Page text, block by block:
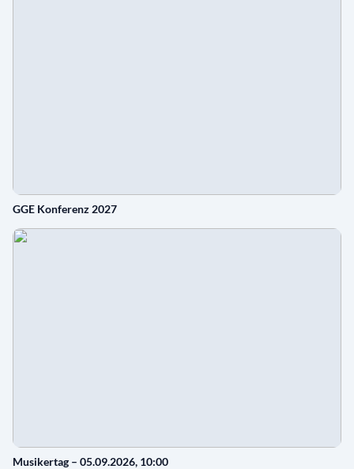
GGE Konferenz 2027
Musikertag – 05.09.2026, 10:00